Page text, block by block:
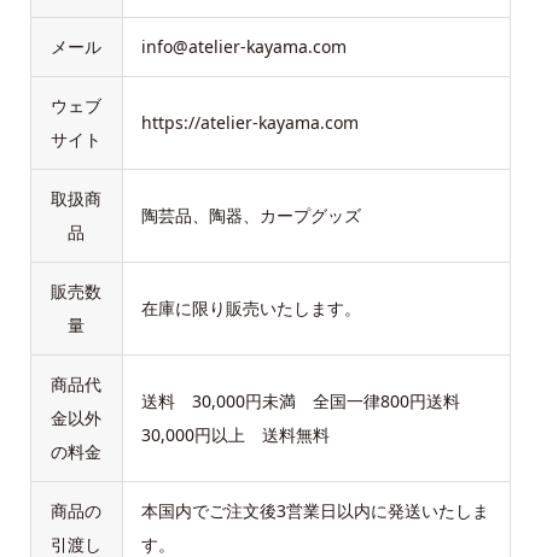
メール info@atelier-kayama.com
ウェブ
サイト
https://atelier-kayama.com
取扱商
品
陶芸品、陶器、カープグッズ
販売数
量
在庫に限り販売いたします。
商品代
金以外
の料金
送料 30,000円未満 全国一律800円送料
30,000円以上 送料無料
商品の
引渡し
本国内でご注文後3営業日以内に発送いたしま
す。